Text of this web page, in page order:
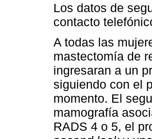
Los datos de
contacto
A todas las
mastectomía de
ingresaran a un
siguiendo con el
momento. El
mamografía
RADS 4 o 5, el